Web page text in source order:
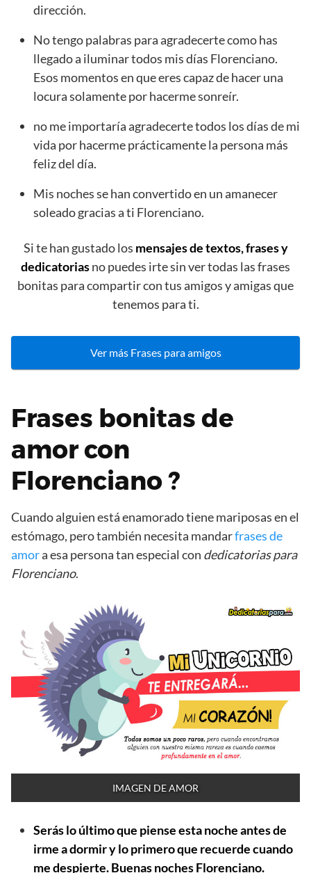
dirección.
No tengo palabras para agradecerte como has
llegado a iluminar todos mis días Florenciano.
Esos momentos en que eres capaz de hacer una
locura solamente por hacerme sonreír.
no me importaría agradecerte todos los días de mi
vida por hacerme prácticamente la persona más
feliz del día.
Mis noches se han convertido en un amanecer
soleado gracias a ti Florenciano.
Si te han gustado los mensajes de textos, frases y
dedicatoriasno puedes irte sin ver todas las frases
bonitas para compartir con tus amigos y amigas que
tenemos para ti.
Ver más Frases para amigos
Frases bonitas de
amor con
Florenciano ?
Cuando alguien está enamorado tiene mariposas en el
estómago, pero también necesita mandarfrases de
amora esa persona tan especial con dedicatorias para
Florenciano.
IMAGEN DE AMOR
Serás lo último que piense esta noche antes de
irme a dormir y lo primero que recuerde cuando
me despierte. Buenas noches Florenciano.